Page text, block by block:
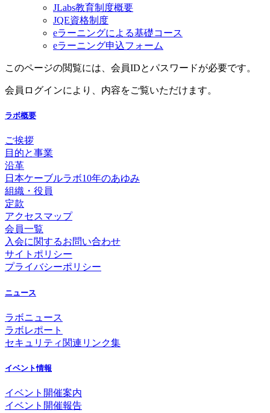
JLabs教育制度概要
JQE資格制度
eラーニングによる基礎コース
eラーニング申込フォーム
このページの閲覧には、会員IDとパスワードが必要です。
会員ログインにより、内容をご覧いただけます。
ラボ概要
ご挨拶
目的と事業
沿革
日本ケーブルラボ10年のあゆみ
組織・役員
定款
アクセスマップ
会員一覧
入会に関するお問い合わせ
サイトポリシー
プライバシーポリシー
ニュース
ラボニュース
ラボレポート
セキュリティ関連リンク集
イベント情報
イベント開催案内
イベント開催報告